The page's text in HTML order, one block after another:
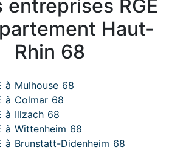
entreprises RGE
Haut-
Rhin 68
à Mulhouse 68
à Colmar 68
à Illzach 68
à Wittenheim 68
à Brunstatt-Didenheim 68